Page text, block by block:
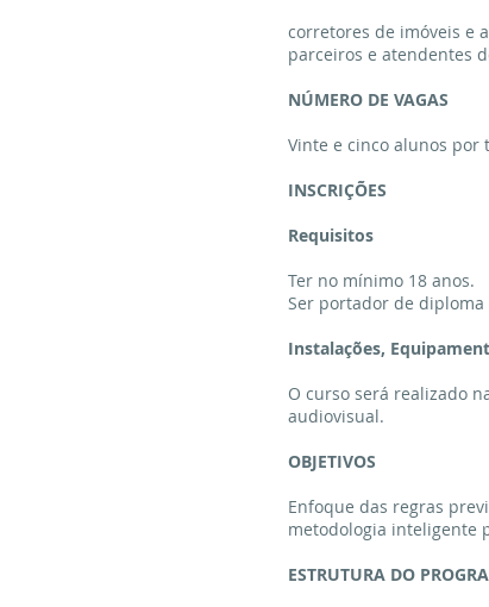
corretores de imóveis e
parceiros e atendentes
NÚMERO DE VAGAS
Vinte e cinco alunos por
INSCRIÇÕES
Requisitos
Ter no mínimo 18 anos.
Ser portador de diploma
Instalações,
O curso será realizado
audiovisual.
OBJETIVOS
Enfoque das regras
metodologia inteligente
ESTRUTURA DO